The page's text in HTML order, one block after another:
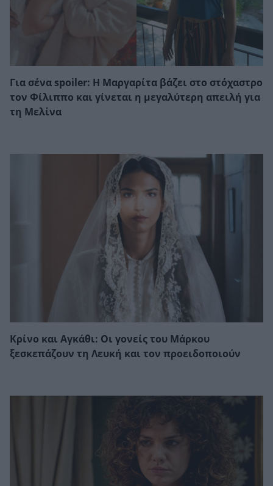
Για σένα spoiler: Η Μαργαρίτα βάζει στο στόχαστρο
τον Φίλιππο και γίνεται η μεγαλύτερη απειλή για
τη Μελίνα
Κρίνο και Αγκάθι: Οι γονείς του Μάρκου
ξεσκεπάζουν τη Λευκή και τον προειδοποιούν